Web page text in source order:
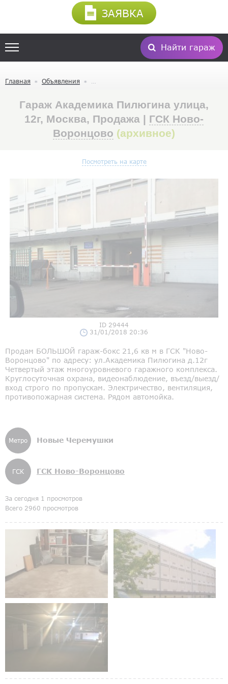
Найти гараж
ЗАЯВКА
Главная Объявления
Гараж Академика Пилюгина улица,
12г, Москва, Продажа | ГСК Ново-
Воронцово (архивное)
Посмотреть на карте
ID 29444
31/01/2018 20:36
Продам БОЛЬШОЙ гараж-бокс 21,6 кв м в ГСК "Ново-
Воронцово" по адресу: ул.Академика Пилюгина д.12г
Четвертый этаж многоуровневого гаражного комплекса.
Круглосуточная охрана, видеонаблюдение, въезд/выезд/
вход строго по пропускам. Электричество, вентиляция,
противопожарная система. Рядом автомойка.
Метро Новые Черемушки
ГСК ГСК Ново-Воронцово
За сегодня 1 просмотров
Всего 2960 просмотров